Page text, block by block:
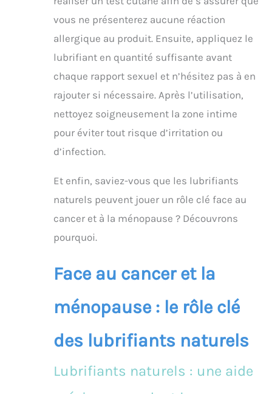
vous ne présenterez aucune réaction
allergique au produit. Ensuite, appliquez le
lubrifiant en quantité suffisante avant
chaque rapport sexuel et n’hésitez pas à en
rajouter si nécessaire. Après l’utilisation,
nettoyez soigneusement la zone intime
pour éviter tout risque d’irritation ou
d’infection.
Et enfin, saviez-vous que les lubrifiants
naturels peuvent jouer un rôle clé face au
cancer et à la ménopause ? Découvrons
pourquoi.
Face au cancer et la
ménopause : le rôle clé
des lubrifiants naturels
Lubrifiants naturels : une aide